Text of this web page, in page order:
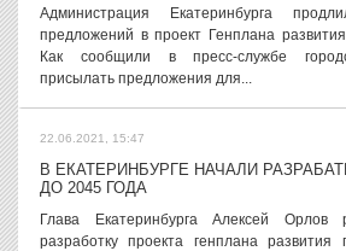
Администрация Екатеринбурга
предложений в проект Генплана
Как сообщили в пресс-службе
присылать предложения для...
22.06.2021, 15:47
В ЕКАТЕРИНБУРГЕ НАЧАЛИ
ДО 2045 ГОДА
Глава Екатеринбурга Алексей Орлов
разработку проекта генплана